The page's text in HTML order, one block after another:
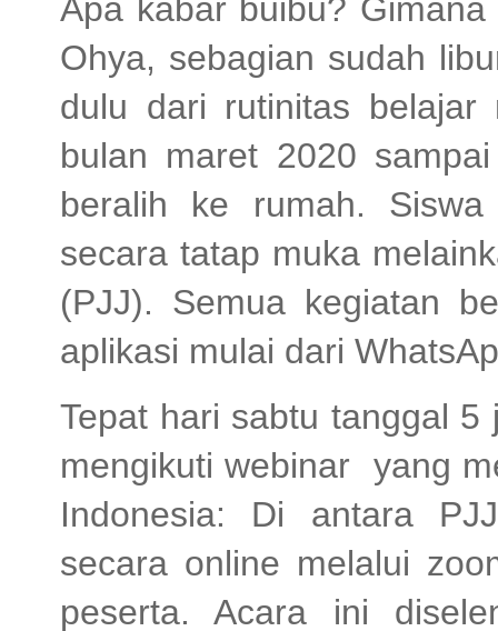
Apa kabar buibu?
Ohya, sebagian sudah
dulu dari rutinitas belajar
bulan maret 2020
beralih ke rumah.
secara tatap muka
(PJJ). Semua kegiatan
aplikasi mulai dari
Tepat hari sabtu tanggal
mengikuti webinar yang
Indonesia: Di antara
secara online melalui
peserta. Acara ini